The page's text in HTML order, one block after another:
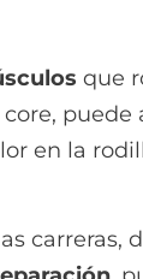
que
en la
carreras,